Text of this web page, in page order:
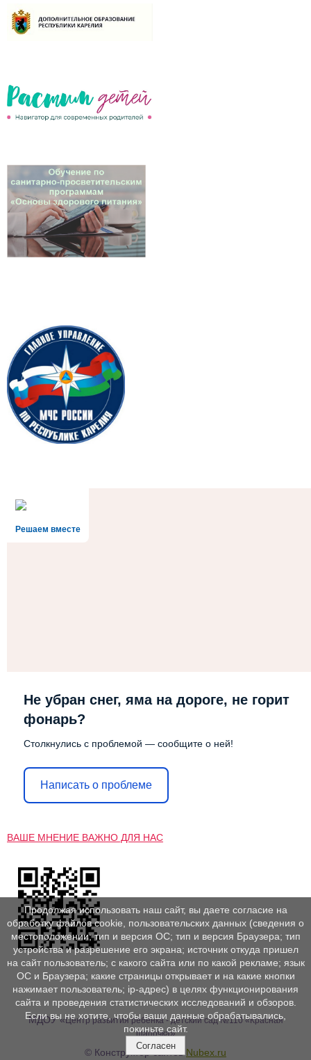
Решаем вместе
Не убран снег, яма на дороге, не горит
фонарь?
Столкнулись с проблемой — сообщите о ней!
Написать о проблеме
ВАШЕ МНЕНИЕ ВАЖНО ДЛЯ НАС
МДОУ «Центр развития ребенка - детский сад №110 «Красная
шапочка»
© Конструктор сайтовNubex.ru
Продолжая использовать наш сайт, вы даете согласие на
обработку файлов cookie, пользовательских данных (сведения о
местоположении; тип и версия ОС; тип и версия Браузера; тип
устройства и разрешение его экрана; источник откуда пришел
на сайт пользователь; с какого сайта или по какой рекламе; язык
ОС и Браузера; какие страницы открывает и на какие кнопки
нажимает пользователь; ip-адрес) в целях функционирования
сайта и проведения статистических исследований и обзоров.
Если вы не хотите, чтобы ваши данные обрабатывались,
покиньте сайт.
Согласен